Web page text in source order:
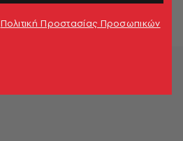
Πολιτική Προστασίας Προσωπικών